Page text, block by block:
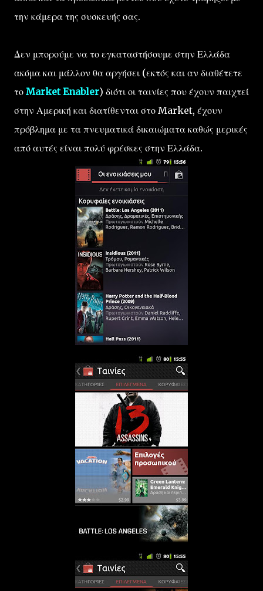
την κάμερα της συσκευής σας.
Δεν μπορούμε να το εγκαταστήσουμε στην Ελλάδα
ακόμα και μάλλον θα αργήσει (εκτός και αν διαθέτετε
το Market Enabler) διότι οι ταινίες που έχουν παιχτεί
στην Αμερική και διατίθενται στο Market, έχουν
πρόβλημα με τα πνευματικά δικαιώματα καθώς μερικές
από αυτές είναι πολύ φρέσκες στην Ελλάδα.